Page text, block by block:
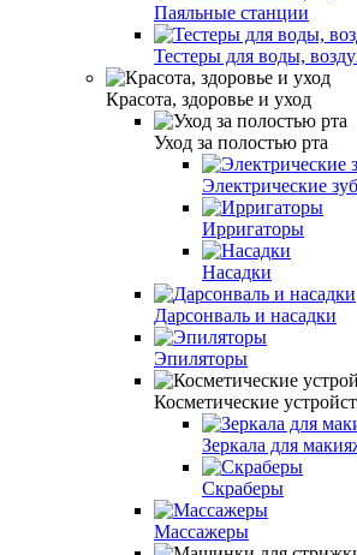
Паяльные станции
Тестеры для воды,
Красота, здоровье и уход
Уход за полостью рта
Электрические
Ирригаторы
Насадки
Дарсонваль и насадки
Эпиляторы
Косметические
Зеркала для
Скраберы
Массажеры